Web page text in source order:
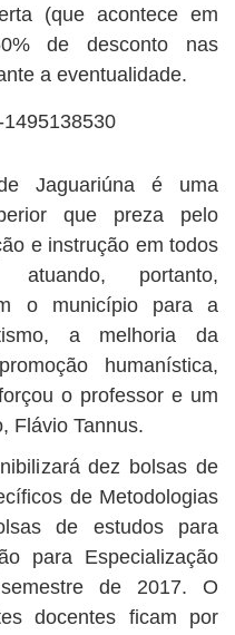
(que acontece em
de desconto nas
a eventualidade.
Jaguariúna é uma
que preza pelo
e instrução em todos
portanto,
o município para a
a melhoria da
humanística,
o professor e um
Flávio Tannus.
dez bolsas de
de Metodologias
de estudos para
para Especialização
de 2017. O
docentes ficam por